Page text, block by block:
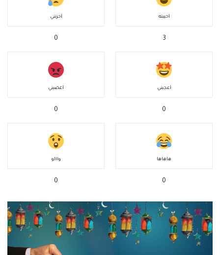
أحببته
3
أحزنني
0
أعجبني
0
أغضبني
0
هاهاها
0
واااو
0